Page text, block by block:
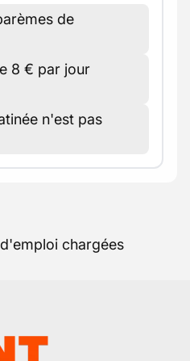
de
8 € par jour
n'est pas
chargées